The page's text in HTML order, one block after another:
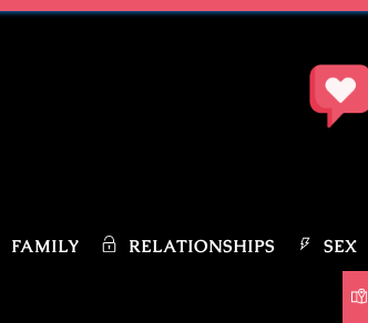
FAMILY RELATIONSHIPS SEX